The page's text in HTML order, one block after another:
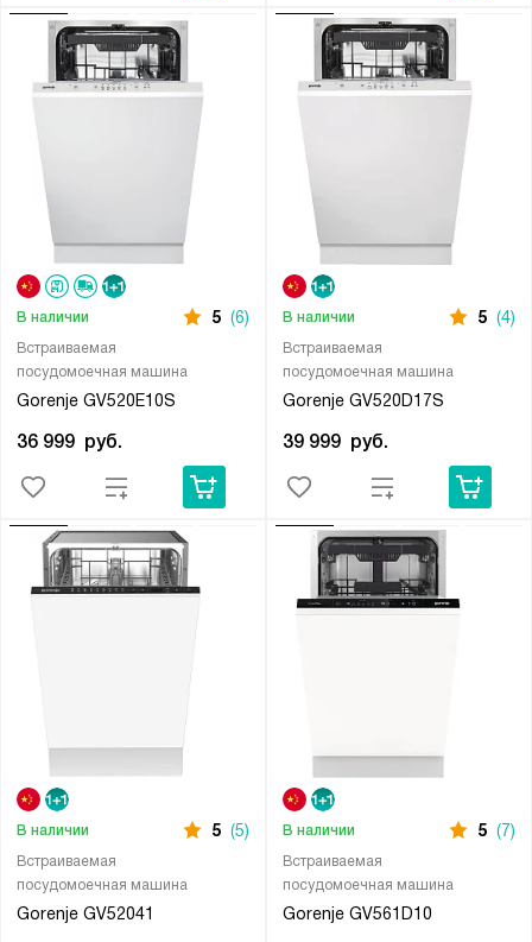
Встраиваемая
посудомоечная машина
Gorenje GV520E10S
В наличии 5 (6)
36 999 руб.
Встраиваемая
посудомоечная машина
Gorenje GV520D17S
В наличии 5 (4)
39 999 руб.
Встраиваемая
посудомоечная машина
Gorenje GV52041
В наличии 5 (5)
Встраиваемая
посудомоечная машина
Gorenje GV561D10
В наличии 5 (7)